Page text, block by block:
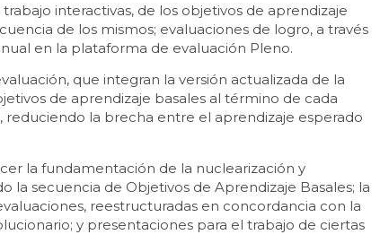
interactivas, de los objetivos de aprendizaje
de los mismos; evaluaciones de logro, a través
en la plataforma de evaluación Pleno.
que integran la versión actualizada de la
de aprendizaje basales al término de cada
la brecha entre el aprendizaje esperado
la fundamentación de la nuclearización y
la secuencia de Objetivos de Aprendizaje Basales; la
reestructuradas en concordancia con la
y presentaciones para el trabajo de ciertas